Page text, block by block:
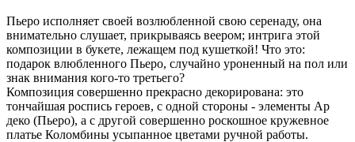
Пьеро исполняет своей возлюбленной свою серенаду, она
внимательно слушает, прикрываясь веером; интрига этой
композиции в букете, лежащем под кушеткой! Что это:
подарок влюбленного Пьеро, случайно уроненный на пол или
знак внимания кого-то третьего?
Композиция совершенно прекрасно декорирована: это
тончайшая роспись героев, с одной стороны - элементы Ар
деко (Пьеро), а с другой совершенно роскошное кружевное
платье Коломбины усыпанное цветами ручной работы.